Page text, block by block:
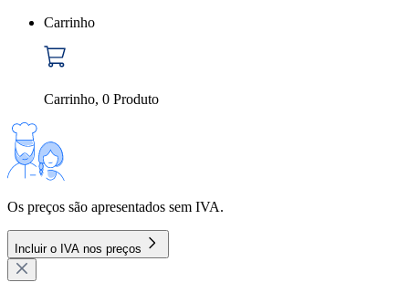
Carrinho
Carrinho, 0 Produto
Os preços são apresentados sem IVA.
Incluir o IVA nos preços